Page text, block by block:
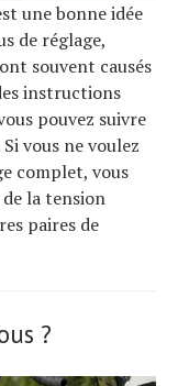
une bonne idée
de réglage,
souvent causés
instructions
pouvez suivre
vous ne voulez
complet, vous
la tension
paires de
?